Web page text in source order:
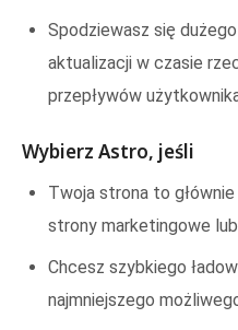
Spodziewasz się
aktualizacji w czasie
przepływów
Wybierz Astro, jeśli
Twoja strona to
strony marketingowe
Chcesz szybkiego
najmniejszego